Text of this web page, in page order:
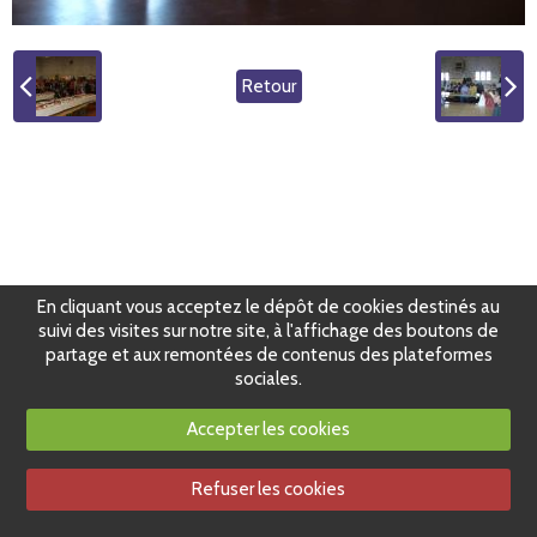
Retour
En cliquant vous acceptez le dépôt de cookies destinés au
suivi des visites sur notre site, à l'affichage des boutons de
partage et aux remontées de contenus des plateformes
sociales.
Accepter les cookies
Refuser les cookies